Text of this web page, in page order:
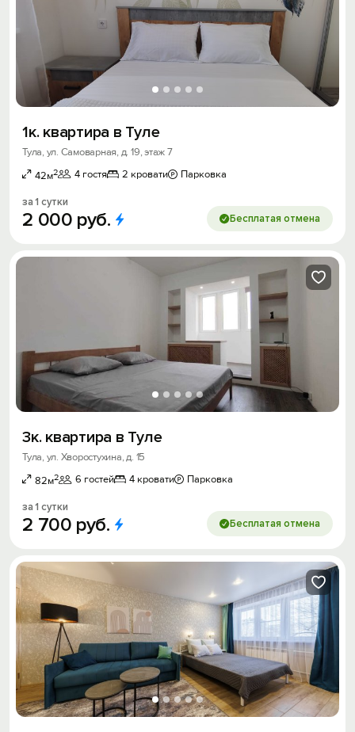
1к. квартира в Туле
Тула, ул. Самоварная, д. 19, этаж 7
42м2 4 гостя 2 кровати Парковка
за 1 сутки
2 000 руб. Бесплатая отмена
3к. квартира в Туле
Тула, ул. Хворостухина, д. 15
82м2 6 гостей 4 кровати Парковка
за 1 сутки
2 700 руб. Бесплатая отмена